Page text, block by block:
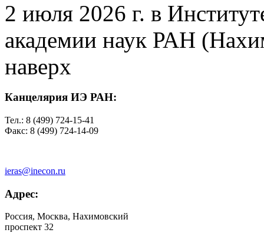
2 июля 2026 г. в
академии наук РАН
наверх
Канцелярия ИЭ РАН:
Тел.: 8 (499) 724-15-41
Факс: 8 (499) 724-14-09
ieras@inecon.ru
Адрес:
Россия, Москва, Нахимовский
проспект 32